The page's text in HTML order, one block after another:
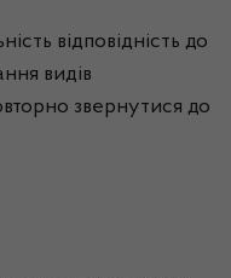
відповідність до
видів
звернутися до